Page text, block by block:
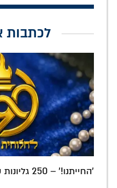
לכתבות
'החייתנו!' – 250 גליונות של נקודת האמת